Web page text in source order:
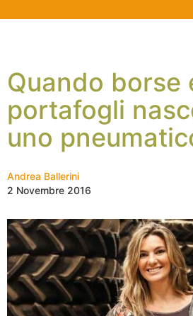
Quando borse
portafogli
uno
Andrea Ballerini
2 Novembre 2016